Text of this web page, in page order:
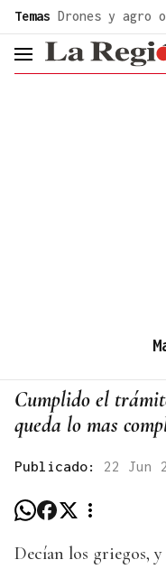
Temas Drones y agro
header.menu.open
Cumplido el
queda lo mas
Publicado: 22 Jun
Decían los griegos,